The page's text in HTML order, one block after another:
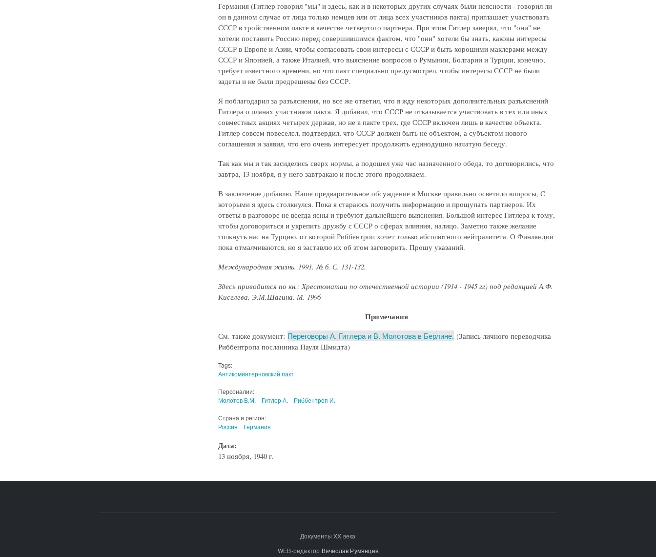
Германия (Гитлер говорил "мы" и здесь, как и в некоторых других случаях были неясности - говорил ли
он в данном случае от лица только немцев или от лица всех участников пакта) приглашает участвовать
СССР в тройственном пакте в качестве четвертого партнера. При этом Гитлер заверял, что "они" не
хотели поставить Россию перед совершившимся фактом, что "они" хотели бы знать, каковы интересы
СССР в Европе и Азии, чтобы согласовать свои интересы с СССР и быть хорошими маклерами между
СССР и Японией, а также Италией, что выяснение вопросов о Румынии, Болгарии и Турции, конечно,
требует известного времени, но что пакт специально предусмотрел, чтобы интересы СССР не были
задеты и не были предрешены без СССР.
Я поблагодарил за разъяснения, но все же ответил, что я жду некоторых дополнительных разъяснений
Гитлера о планах участников пакта. Я добавил, что СССР не отказывается участвовать в тех или иных
совместных акциях четырех держав, но не в пакте трех, где СССР включен лишь в качестве объекта.
Гитлер совсем повеселел, подтвердил, что СССР должен быть не объектом, а субъектом нового
соглашения и заявил, что его очень интересует продолжить единодушно начатую беседу.
Так как мы и так засиделись сверх нормы, а подошел уже час назначенного обеда, то договорились, что
завтра, 13 ноября, я у него завтракаю и после этого продолжаем.
В заключение добавлю. Наше предварительное обсуждение в Москве правильно осветило вопросы, С
которыми я здесь столкнулся. Пока я стараюсь получить информацию и прощупать партнеров. Их
ответы в разговоре не всегда ясны и требуют дальнейшего выяснения. Большой интерес Гитлера к тому,
чтобы договориться и укрепить дружбу с СССР о сферах влияния, налицо. Заметно также желание
толкнуть нас на Турцию, от которой Риббентроп хочет только абсолютного нейтралитета. О Финляндии
пока отмалчиваются, но я заставлю их об этом заговорить. Прошу указаний.
Международная жизнь. 1991. № 6. С. 131-132.
Здесь приводится по кн.: Хрестоматии по отечественной истории (1914 - 1945 гг) под редакцией А.Ф.
Киселева, Э.М.Шагина. М. 1996
Примечания
См. также документ: Переговоры А. Гитлера и В. Молотова в Берлине. (Запись личного переводчика
Риббентропа посланника Пауля Шмидта)
Tags:
Антикоминтерновский пакт
Персоналии:
Молотов В.М.
Гитлер А. Риббентроп И.
Страна и регион:
Россия
Германия
Дата:
13 ноября, 1940 г.
Документы XX века
WEB-редактор Вячеслав Румянцев